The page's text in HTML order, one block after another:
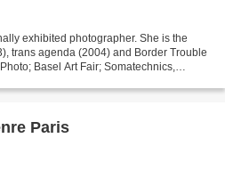
exhibited photographer. She is the
trans agenda (2004) and Border Trouble
Basel Art Fair; Somatechnics,
Paris